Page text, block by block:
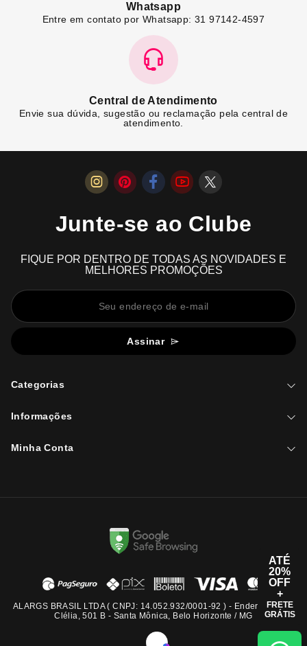
Whatsapp
Entre em contato por Whatsapp: 31 97142-4597
Central de Atendimento
Envie sua dúvida, sugestão ou reclamação pela central de
atendimento.
Junte-se ao Clube
FIQUE POR DENTRO DE TODAS AS NOVIDADES E
MELHORES PROMOÇÕES
Assinar
Categorias
Informações
Minha Conta
ALARGS BRASIL LTDA ( CNPJ: 14.052.932/0001-92 ) - Endereço: Rua
Clélia, 501 B - Santa Mônica, Belo Horizonte / MG
ATÉ
20%
OFF
+
FRETE
GRÁTIS